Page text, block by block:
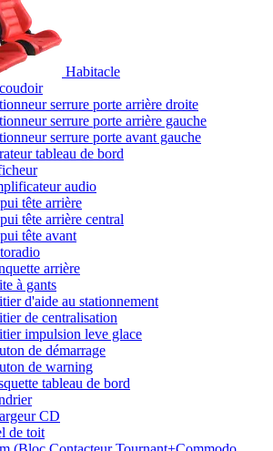
Habitacle
serrure porte arrière droite
serrure porte arrière gauche
serrure porte avant gauche
tableau de bord
audio
tête arrière
tête arrière central
tête avant
arrière
à gants
d'aide au stationnement
de centralisation
impulsion leve glace
de démarrage
de warning
tableau de bord
CD
de toit